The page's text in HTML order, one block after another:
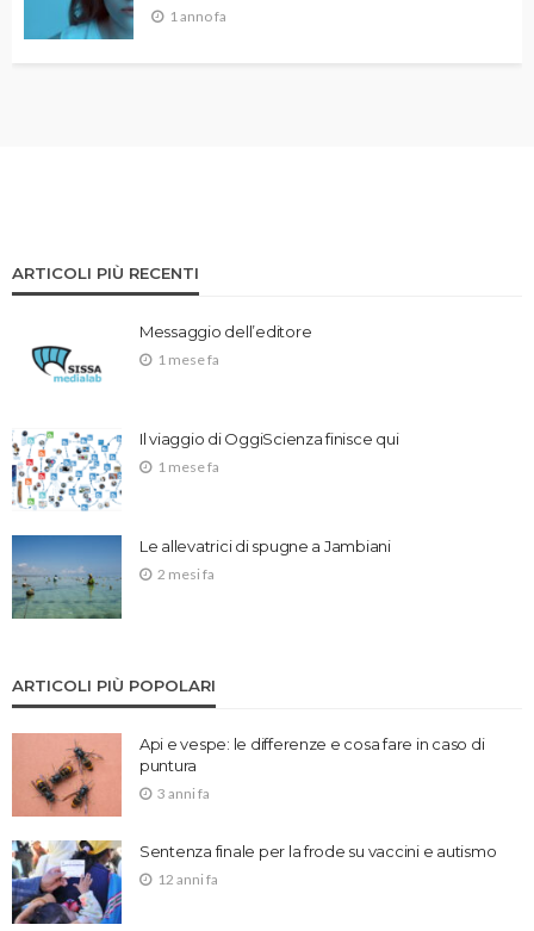
1 anno fa
ARTICOLI PIÙ RECENTI
Messaggio dell’editore
1 mese fa
Il viaggio di OggiScienza finisce qui
1 mese fa
Le allevatrici di spugne a Jambiani
2 mesi fa
ARTICOLI PIÙ POPOLARI
Api e vespe: le differenze e cosa fare in caso di
puntura
3 anni fa
Sentenza finale per la frode su vaccini e autismo
12 anni fa